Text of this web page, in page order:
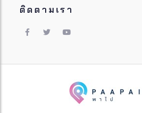
ติดตามเรา